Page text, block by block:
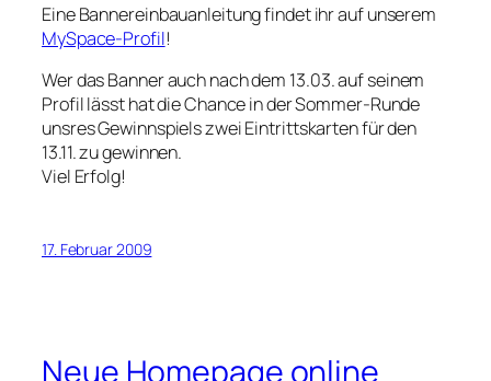
Eine Bannereinbauanleitung findet ihr auf unserem
MySpace-Profil!
Wer das Banner auch nach dem 13.03. auf seinem
Profil lässt hat die Chance in der Sommer-Runde
unsres Gewinnspiels zwei Eintrittskarten für den
13.11. zu gewinnen.
Viel Erfolg!
17. Februar 2009
Neue Homepage online